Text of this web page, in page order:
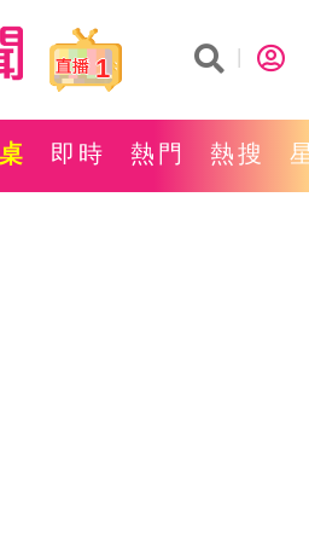
1
即時 熱門 熱搜